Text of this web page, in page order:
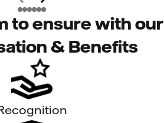
to ensure with our
& Benefits